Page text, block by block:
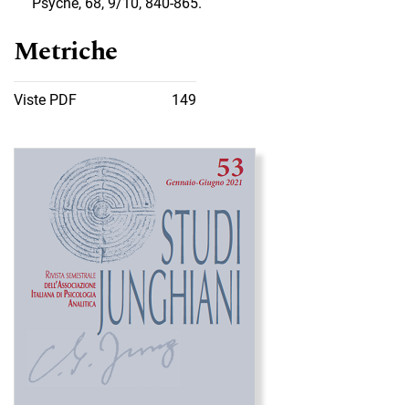
Metriche
Viste PDF 149
Immagine di copertina